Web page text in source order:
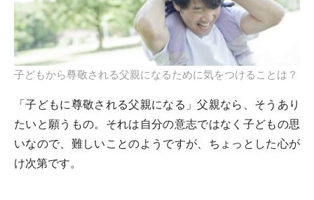
子どもから尊敬される父親になるために気をつけることは？
「子どもに尊敬される父親になる」父親なら、そうあり
たいと願うもの。それは自分の意志ではなく子どもの思
いなので、難しいことのようですが、ちょっとした心が
け次第です。